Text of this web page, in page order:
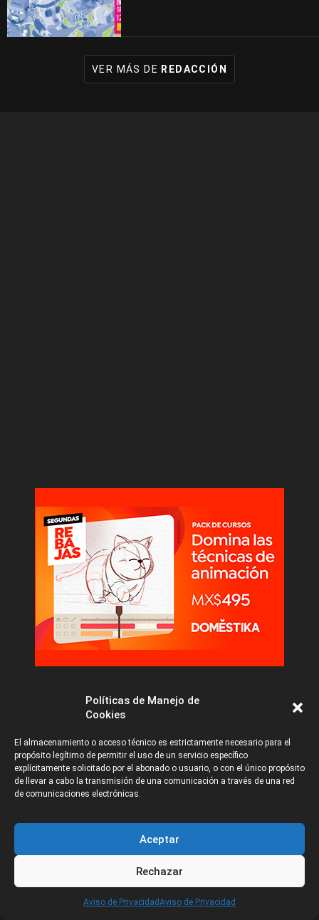
Políticas de Manejo de
Cookies
El almacenamiento o acceso técnico es estrictamente necesario para el
propósito legítimo de permitir el uso de un servicio específico
explícitamente solicitado por el abonado o usuario, o con el único propósito
de llevar a cabo la transmisión de una comunicación a través de una red
de comunicaciones electrónicas.
Aceptar
Rechazar
Aviso de PrivacidadAviso de Privacidad
VER MÁS DE REDACCIÓN
PUBLICACIONES DESTACADAS
ANIMACIÓN
Accede al Libro de Arte de
Nimona - Gratis
ANIMACIÓN
Open Source para Render